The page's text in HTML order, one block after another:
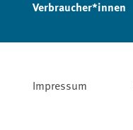
Verbraucher*innen
Impressum